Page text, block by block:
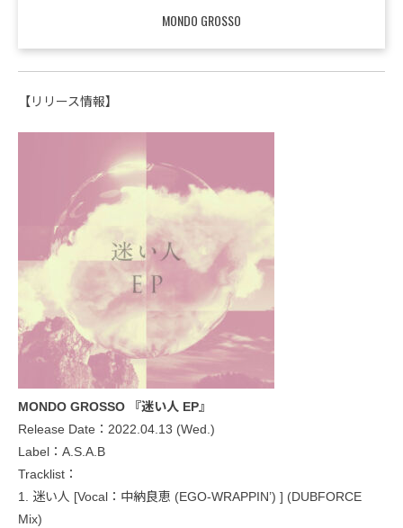
MONDO GROSSO
【リリース情報】
MONDO GROSSO 『迷い人 EP』
Release Date：2022.04.13 (Wed.)
Label：A.S.A.B
Tracklist：
1. 迷い人 [Vocal：中納良恵 (EGO-WRAPPIN’) ] (DUBFORCE
Mix)